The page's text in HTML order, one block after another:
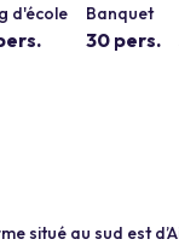
d'école Banquet
30 pers.
situé au sud est